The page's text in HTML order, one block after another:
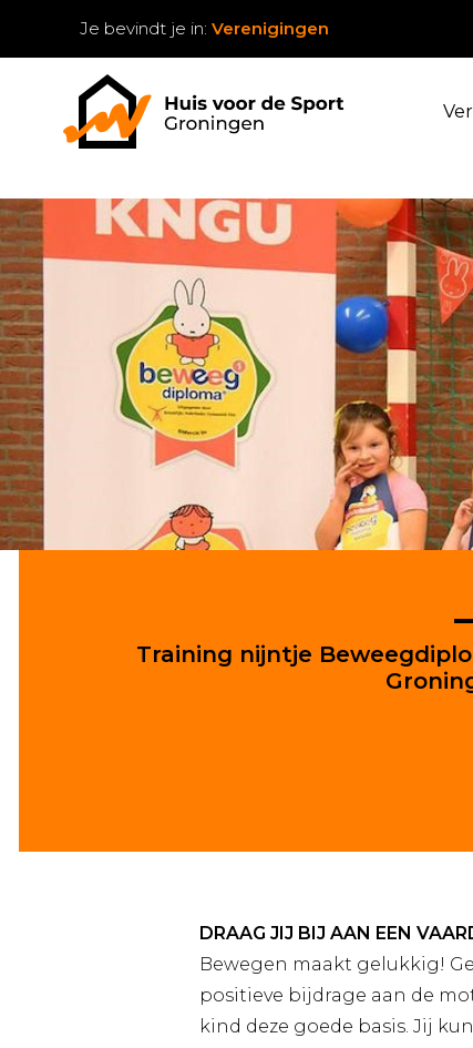
Je bevindt je in: Verenigingen
Training nijntje
DRAAG JIJ BIJ AAN EEN
Bewegen maakt gelukkig!
positieve bijdrage aan de
kind deze goede basis. Jij